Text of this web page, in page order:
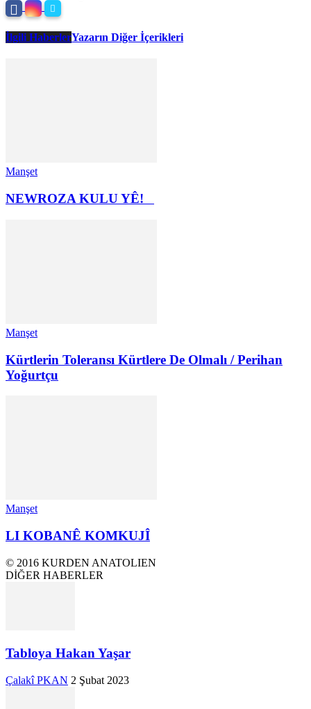
İlgili HaberlerYazarın Diğer İçerikleri
Manşet
NEWROZA KULU YÊ!
Manşet
Kürtlerin Toleransı Kürtlere De Olmalı / Perihan
Yoğurtçu
Manşet
LI KOBANÊ KOMKUJÎ
© 2016 KURDEN ANATOLIEN
DİĞER HABERLER
Tabloya Hakan Yaşar
Çalakî PKAN 2 Şubat 2023